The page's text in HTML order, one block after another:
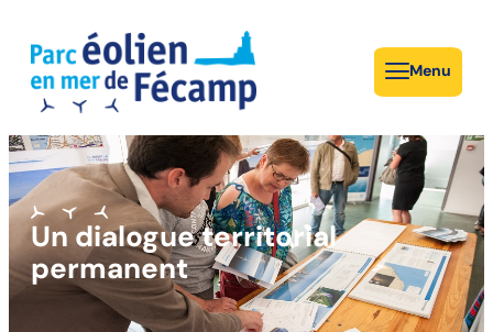
Menu
Un dialogue territorial
permanent